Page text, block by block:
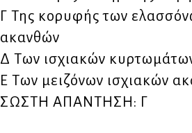
Γ Της κορυφής των
ακανθών
Δ Των ισχιακών
Ε Των μειζόνων ισχιακών
ΣΩΣΤΗ ΑΠΑΝΤΗΣΗ: Γ